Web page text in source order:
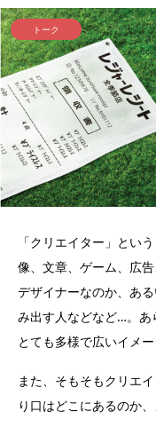
トーク
「クリエイター」とい
像、文章、ゲーム、広
デザイナーなのか、あ
み出す人などなど…。あ
とても多様で広いイメ
また、そもそもクリエ
り口はどこにあるのか